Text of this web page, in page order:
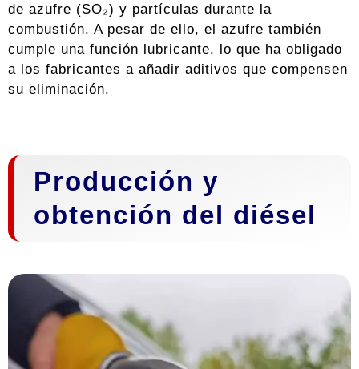
de azufre (SO₂) y partículas durante la
combustión. A pesar de ello, el azufre también
cumple una función lubricante, lo que ha obligado
a los fabricantes a añadir aditivos que compensen
su eliminación.
Producción y
obtención del diésel